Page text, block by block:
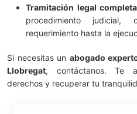
Tramitación legal
procedimiento
requerimiento hasta la
Si necesitas un abogado
Llobregat, contáctanos. Te
derechos y recuperar tu